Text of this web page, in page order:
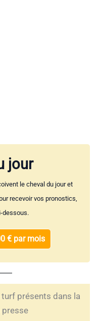
jour
le cheval du jour et
recevoir vos pronostics,
dessous.
€ par mois
présents dans la
presse